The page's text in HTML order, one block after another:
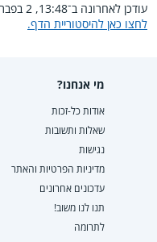
עודכן לאחרונה ב־13:48, 2 בפברואר 2025.
לחצו כאן להיסטוריית הדף.
מי אנחנו?
אודות כל-זכות
שאלות ותשובות
נגישות
מדיניות הפרטיות והאתר
עדכונים אחרונים
תנו לנו משוב!
לתרומה